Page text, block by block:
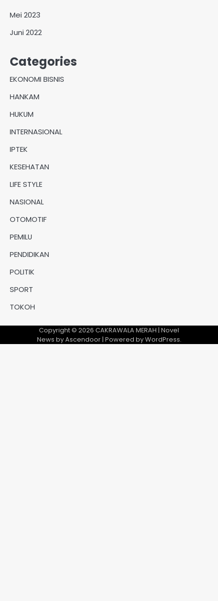
Mei 2023
Juni 2022
Categories
EKONOMI BISNIS
HANKAM
HUKUM
INTERNASIONAL
IPTEK
KESEHATAN
LIFE STYLE
NASIONAL
OTOMOTIF
PEMILU
PENDIDIKAN
POLITIK
SPORT
TOKOH
Copyright © 2026 CAKRAWALA MERAH | Novel
News byAscendoor| Powered byWordPress.